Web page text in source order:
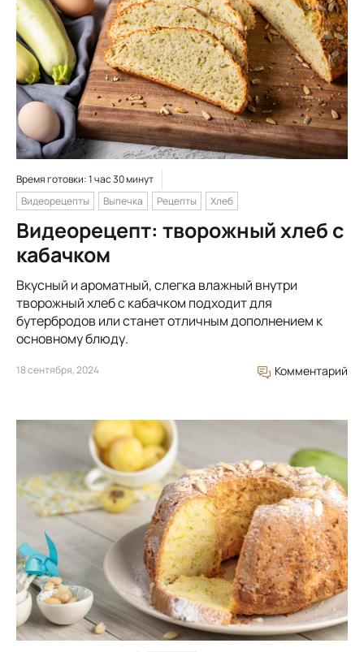
Время готовки: 1 час 30 минут
Видеорецепты
Выпечка Рецепты Хлеб
Видеорецепт: творожный хлеб с
кабачком
Вкусный и ароматный, слегка влажный внутри
творожный хлеб с кабачком подходит для
бутербродов или станет отличным дополнением к
основному блюду.
18 сентября, 2024 Комментарий